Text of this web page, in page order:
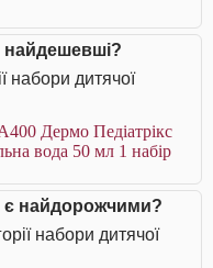
найдешевші?
набори дитячої
Дермо Педіатрікс
вода 50 мл 1 набір
є найдорожчими?
набори дитячої